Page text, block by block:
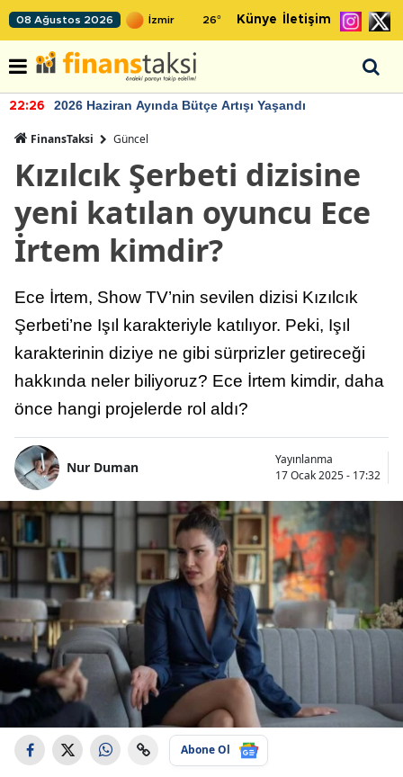
08 Ağustos 2026 26° Künye İletişim
22:26 2026 Haziran Ayında Bütçe Artışı Yaşandı
FinansTaksi Güncel
Kızılcık Şerbeti dizisine
yeni katılan oyuncu Ece
İrtem kimdir?
Ece İrtem, Show TV’nin sevilen dizisi Kızılcık
Şerbeti’ne Işıl karakteriyle katılıyor. Peki, Işıl
karakterinin diziye ne gibi sürprizler getireceği
hakkında neler biliyoruz? Ece İrtem kimdir, daha
önce hangi projelerde rol aldı?
Nur Duman
Yayınlanma
17 Ocak 2025 - 17:32
Abone Ol